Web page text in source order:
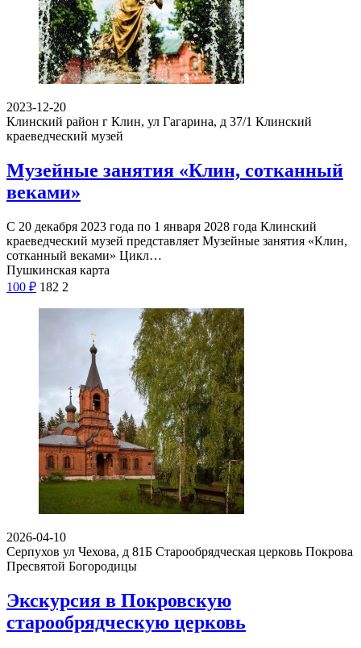
2023-12-20
Клинский район г Клин, ул Гагарина, д 37/1 Клинский
краеведческий музей
Музейные занятия «Клин, сотканный
веками»
С 20 декабря 2023 года по 1 января 2028 года Клинский
краеведческий музей представляет Музейные занятия «Клин,
сотканный веками» Цикл…
Пушкинская карта
100 ₽ 182 2
2026-04-10
Серпухов ул Чехова, д 81Б Старообрядческая церковь Покрова
Пресвятой Богородицы
Экскурсия в Покровскую
старообрядческую церковь